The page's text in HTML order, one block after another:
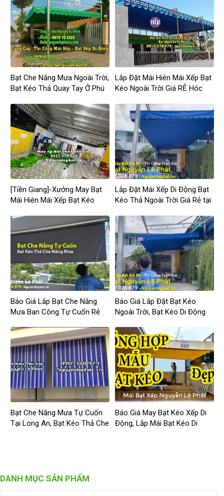
DANH MỤC SẢN PHẨM
Bạt Che Nắng Mưa Ngoài Trời,
Bạt Kéo Thả Quay Tay Ở Phú
Lắp Đặt Mái Hiên Mái Xếp Bạt
Kéo Ngoài Trời Giá RẺ Hóc
[Tiền Giang]-Xưởng May Bạt
Mái Hiên Mái Xếp Bạt Kéo
Lắp Đặt Mái Xếp Di Động Bạt
Kéo Thả Ngoài Trời Giá Rẻ tại
Báo Giá Lắp Bạt Che Nắng
Mưa Ban Công Tự Cuốn Rẻ
Báo Giá Lắp Đặt Bạt Kéo
Ngoài Trời, Bạt Kéo Di Động
Bạt Che Nắng Mưa Tự Cuốn
Tại Long An, Bạt Kéo Thả Che
Báo Giá May Bạt Kéo Xếp Di
Động, Lắp Mái Bạt Kéo Di